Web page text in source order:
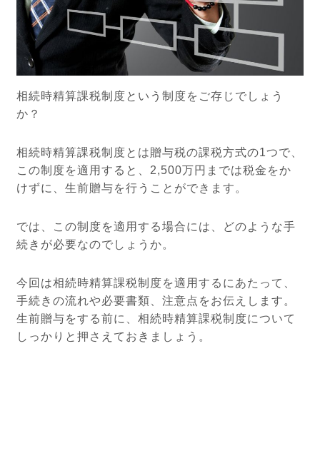
相続時精算課税制度という制度をご存じでしょう
か？
相続時精算課税制度とは贈与税の課税方式の1つで、
この制度を適用すると、2,500万円までは税金をか
けずに、生前贈与を行うことができます。
では、この制度を適用する場合には、どのような手
続きが必要なのでしょうか。
今回は相続時精算課税制度を適用するにあたって、
手続きの流れや必要書類、注意点をお伝えします。
生前贈与をする前に、相続時精算課税制度について
しっかりと押さえておきましょう。